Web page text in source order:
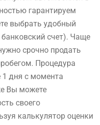
гарантируем
выбрать удобный
счет). Чаще
срочно продать
Процедура
1 дня с момента
Вы можете
своего
калькулятор оценки